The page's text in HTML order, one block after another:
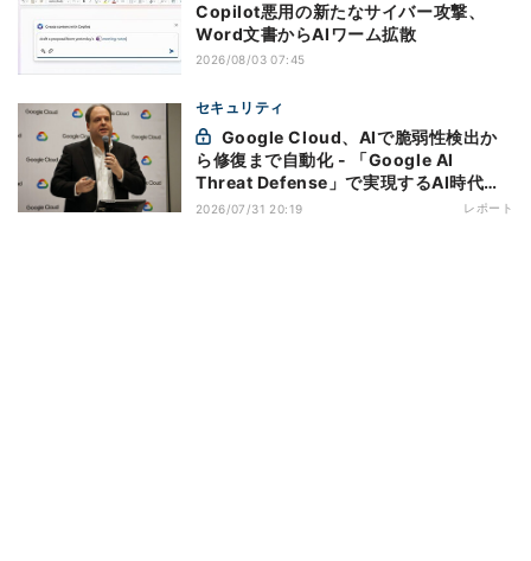
Copilot悪用の新たなサイバー攻撃、
Word文書からAIワーム拡散
2026/08/03 07:45
セキュリティ
ら修復まで自動化 - 「Google AI
Threat Defense」で実現するAI時代の
防御戦略
2026/07/31 20:19 レポート